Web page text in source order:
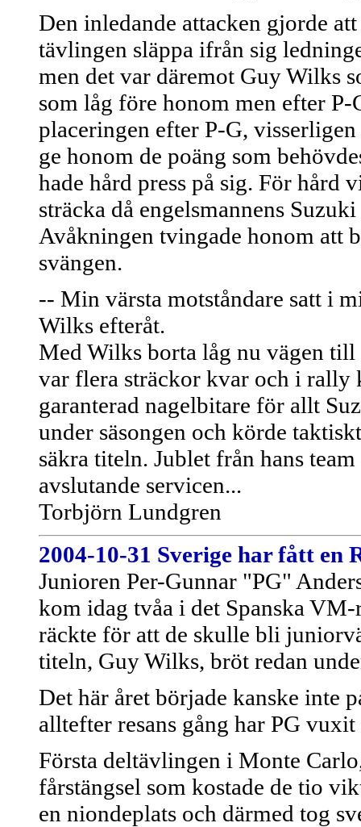
Den inledande attacken gjorde
tävlingen släppa ifrån sig
men det var däremot Guy Wilks
som låg före honom men efter
placeringen efter P-G,
ge honom de poäng som
hade hård press på sig. För hård
sträcka då engelsmannens
Avåkningen tvingade honom att
svängen.
-- Min värsta motståndare satt i
Wilks efteråt.
Med Wilks borta låg nu vägen
var flera sträckor kvar och i rally
garanterad nagelbitare för allt
under säsongen och körde
säkra titeln. Jublet från hans
avslutande servicen...
Torbjörn Lundgren
2004-10-31 Sverige har fått en
Junioren Per-Gunnar "PG"
kom idag tvåa i det Spanska
räckte för att de skulle bli
titeln, Guy Wilks, bröt redan
Det här året började kanske inte
alltefter resans gång har PG
Första deltävlingen i Monte
fårstängsel som kostade de tio
en niondeplats och därmed tog